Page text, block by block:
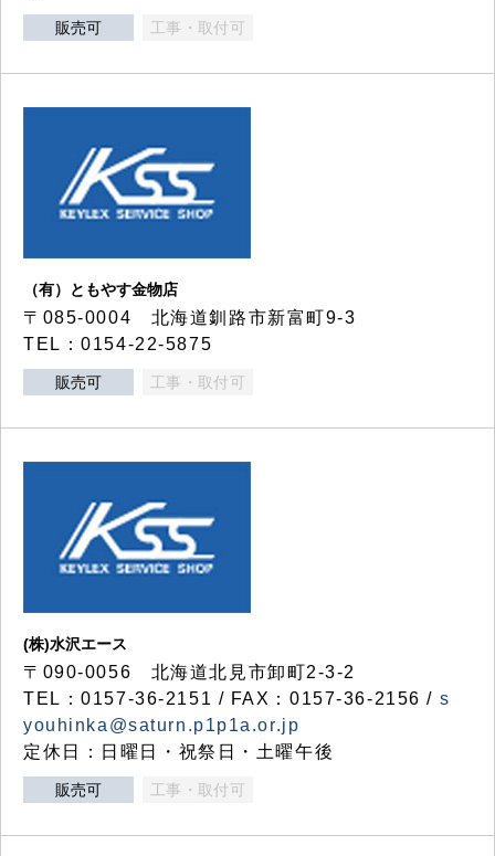
販売可 工事・取付可
（有）ともやす金物店
〒085-0004 北海道釧路市新富町9-3
TEL：0154-22-5875
販売可 工事・取付可
(株)水沢エース
〒090-0056 北海道北見市卸町2-3-2
TEL：0157-36-2151 / FAX：0157-36-2156 / s
youhinka@saturn.p1p1a.or.jp
定休日：日曜日・祝祭日・土曜午後
販売可 工事・取付可